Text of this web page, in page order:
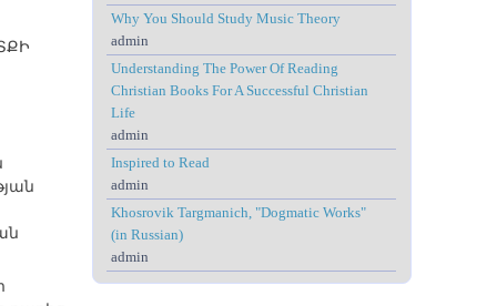
Why You Should Study Music Theory
admin
Understanding The Power Of Reading
Christian Books For A Successful Christian
Life
admin
Inspired to Read
admin
Khosrovik Targmanich, "Dogmatic Works"
(in Russian)
admin